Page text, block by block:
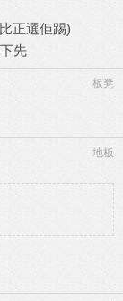
正選佢踢)
先
板凳
地板